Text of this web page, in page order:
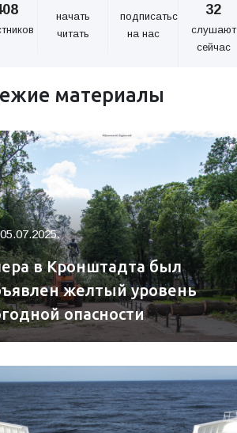
начать
читать
подписаться
на нас
32
слушают
сейчас
материалы
в Кронштадта был
желтый уровень
опасности